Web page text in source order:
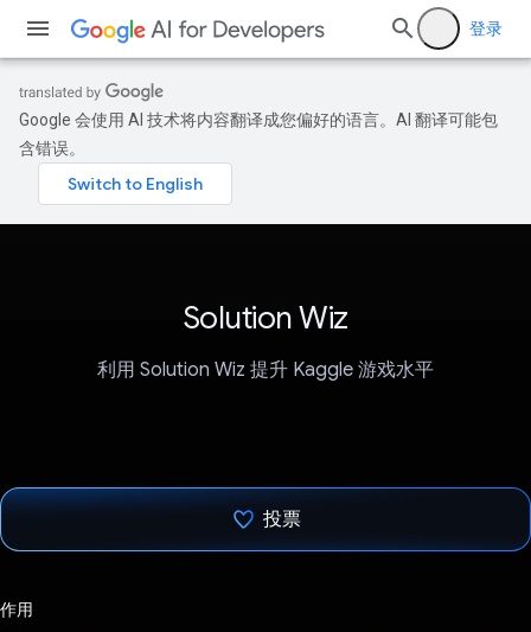
登录
Google 会使用 AI 技术将内容翻译成您偏好的语言。AI 翻译可能包
含错误。
Solution Wiz
利用 Solution Wiz 提升 Kaggle 游戏水平
投票
作用